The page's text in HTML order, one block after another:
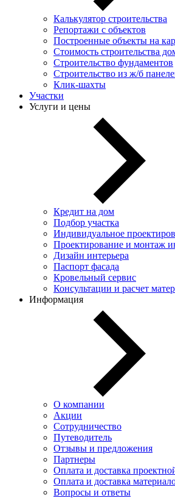
Калькулятор строительства
Репортажи с объектов
Построенные объекты на
Стоимость строительства
Строительство фундаментов
Строительство из ж/б
Клик-шахты
Участки
Услуги и цены
Кредит на дом
Подбор участка
Индивидуальное
Проектирование и монтаж
Дизайн интерьера
Паспорт фасада
Кровельный сервис
Консультации и расчет
Информация
О компании
Акции
Сотрудничество
Путеводитель
Отзывы и предложения
Партнеры
Оплата и доставка
Оплата и доставка
Вопросы и ответы